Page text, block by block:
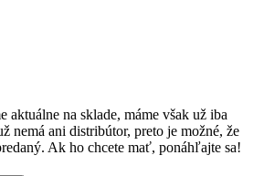
aktuálne na sklade, máme však už iba
nemá ani distribútor, preto je možné, že
Ak ho chcete mať, ponáhľajte sa!